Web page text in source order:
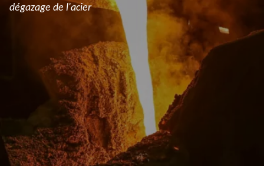
dégazage de l'acier